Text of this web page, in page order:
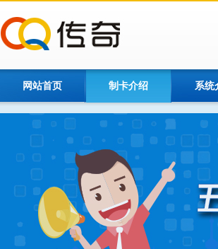
网站首页 制卡介绍 系统